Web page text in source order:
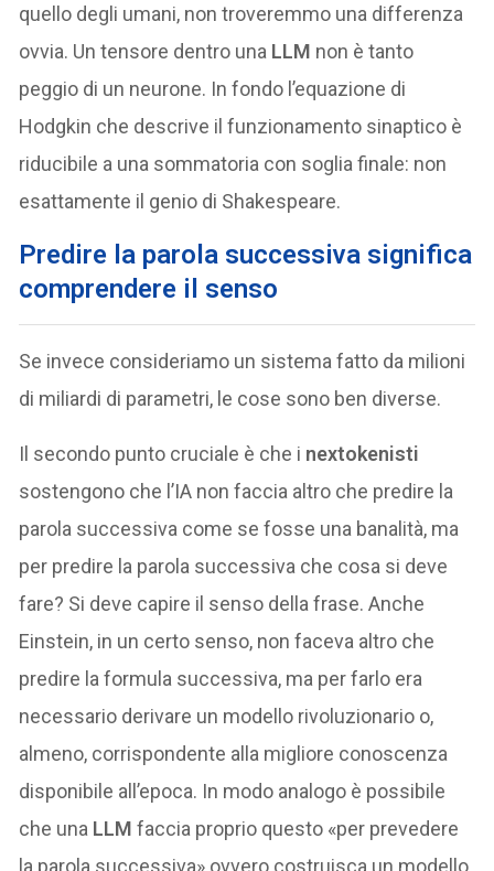
quello degli umani, non troveremmo una differenza
ovvia. Un tensore dentro una LLM non è tanto
peggio di un neurone. In fondo l’equazione di
Hodgkin che descrive il funzionamento sinaptico è
riducibile a una sommatoria con soglia finale: non
esattamente il genio di Shakespeare.
Predire la parola successiva significa
comprendere il senso
Se invece consideriamo un sistema fatto da milioni
di miliardi di parametri, le cose sono ben diverse.
Il secondo punto cruciale è che i nextokenisti
sostengono che l’IA non faccia altro che predire la
parola successiva come se fosse una banalità, ma
per predire la parola successiva che cosa si deve
fare? Si deve capire il senso della frase. Anche
Einstein, in un certo senso, non faceva altro che
predire la formula successiva, ma per farlo era
necessario derivare un modello rivoluzionario o,
almeno, corrispondente alla migliore conoscenza
disponibile all’epoca. In modo analogo è possibile
che una LLM faccia proprio questo «per prevedere
la parola successiva» ovvero costruisca un modello